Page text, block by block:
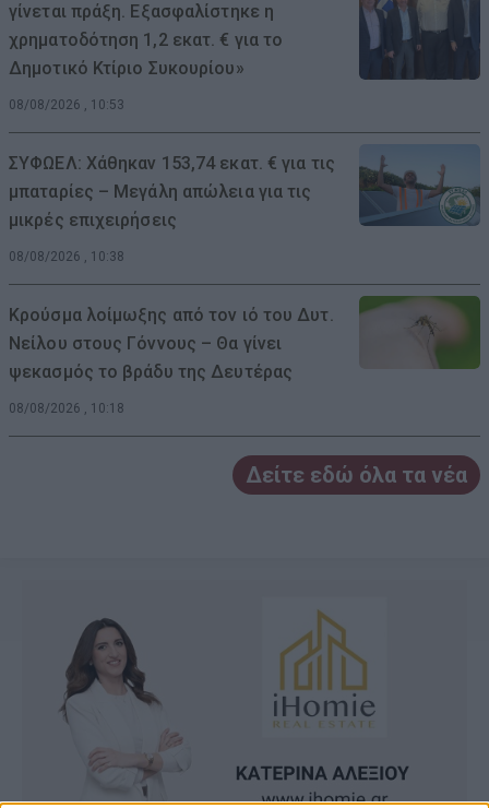
γίνεται πράξη. Εξασφαλίστηκε η
χρηματοδότηση 1,2 εκατ. € για το
Δημοτικό Κτίριο Συκουρίου»
08/08/2026 , 10:53
ΣΥΦΩΕΛ: Χάθηκαν 153,74 εκατ. € για τις
μπαταρίες – Μεγάλη απώλεια για τις
μικρές επιχειρήσεις
08/08/2026 , 10:38
Κρούσμα λοίμωξης από τον ιό του Δυτ.
Νείλου στους Γόννους – Θα γίνει
ψεκασμός το βράδυ της Δευτέρας
08/08/2026 , 10:18
Δείτε εδώ όλα τα νέα